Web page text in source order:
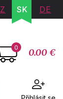
SK DE
0 0.00 €